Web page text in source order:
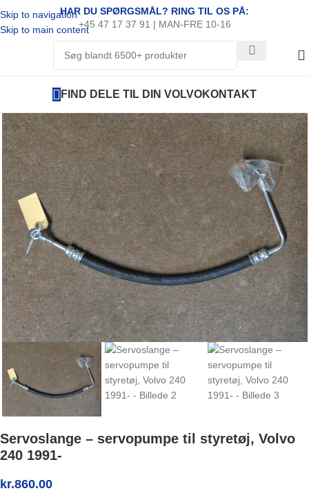
Skip to navigation
Skip to main content
HAR DU SPØRGSMÅL? RING TIL OS PÅ:
+45 47 17 37 91 | MAN-FRE 10-16
FIND DELE TIL DIN VOLVOKONTAKT
Servoslange – servopumpe til styretøj, Volvo
240 1991-
kr.860.00